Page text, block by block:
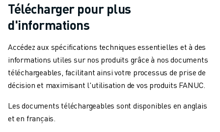
SERVICE CLIENTÈLE
SERVICE CLIENTÈLE
TERRAIN ET MAINTENANCE
SUPPORT TECHNIQUE À DISTANCE
PIÈCES DE RECHANGE
REMISE À NEUF
E-STORE
CENTRE DE TÉLÉCHARGEMENT " MYFANUC
Télécharger pour plus
d'informations
Accédez aux spécifications techniques essentielles et à des
informations utiles sur nos produits grâce à nos documents
téléchargeables, facilitant ainsi votre processus de prise de
décision et maximisant l'utilisation de vos produits FANUC.
Les documents téléchargeables sont disponibles en anglais
et en français.